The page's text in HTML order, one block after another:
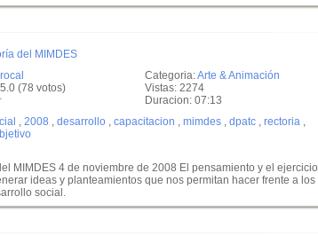
del MIMDES
Categoria:Arte & Animación
Vistas: 2274
Duracion: 07:13
(78 votos)
, 2008 , desarrollo , capacitacion , mimdes , dpatc , rectoria ,
MIMDES 4 de noviembre de 2008 El pensamiento y el ejercicio
ideas y planteamientos que nos permitan hacer frente a los
social.